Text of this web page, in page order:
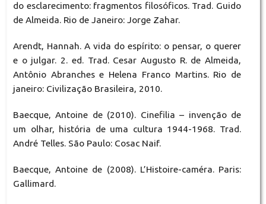
do esclarecimento: fragmentos filosóficos. Trad. Guido
de Almeida. Rio de Janeiro: Jorge Zahar.
Arendt, Hannah. A vida do espírito: o pensar, o querer
e o julgar. 2. ed. Trad. Cesar Augusto R. de Almeida,
Antônio Abranches e Helena Franco Martins. Rio de
janeiro: Civilização Brasileira, 2010.
Baecque, Antoine de (2010). Cinefilia – invenção de
um olhar, história de uma cultura 1944-1968. Trad.
André Telles. São Paulo: Cosac Naif.
Baecque, Antoine de (2008). L’Histoire-caméra. Paris:
Gallimard.